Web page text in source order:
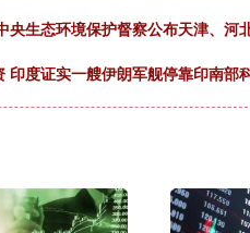
央生态环境保护督察公布天津、河
印度证实一艘伊朗军舰停靠印南部